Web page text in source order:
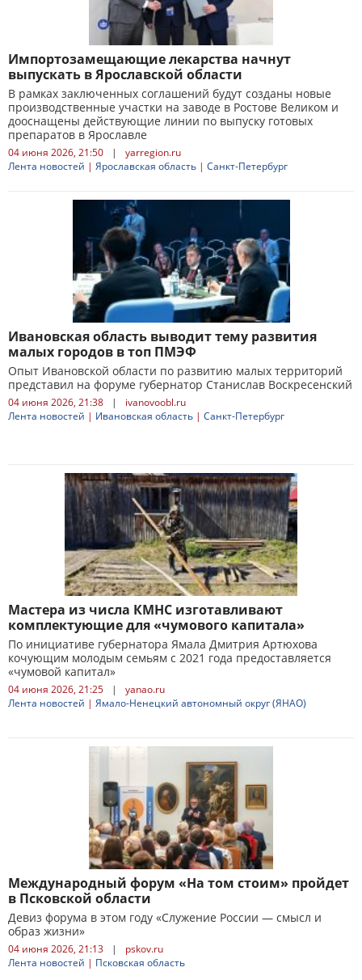
Импортозамещающие лекарства начнут
выпускать в Ярославской области
В рамках заключенных соглашений будут созданы новые
производственные участки на заводе в Ростове Великом и
дооснащены действующие линии по выпуску готовых
препаратов в Ярославле
04 июня 2026, 21:50 |
yarregion.ru
Лента новостей | Ярославская область | Санкт-Петербург
Ивановская область выводит тему развития
малых городов в топ ПМЭФ
Опыт Ивановской области по развитию малых территорий
представил на форуме губернатор Станислав Воскресенский
04 июня 2026, 21:38 |
ivanovoobl.ru
Лента новостей | Ивановская область | Санкт-Петербург
Мастера из числа КМНС изготавливают
комплектующие для «чумового капитала»
По инициативе губернатора Ямала Дмитрия Артюхова
кочующим молодым семьям с 2021 года предоставляется
«чумовой капитал»
04 июня 2026, 21:25 |
yanao.ru
Лента новостей | Ямало-Ненецкий автономный округ (ЯНАО)
Международный форум «На том стоим» пройдет
в Псковской области
Девиз форума в этом году «Служение России — смысл и
образ жизни»
04 июня 2026, 21:13 |
pskov.ru
Лента новостей | Псковская область